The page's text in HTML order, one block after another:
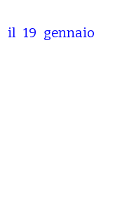
il 19 gennaio